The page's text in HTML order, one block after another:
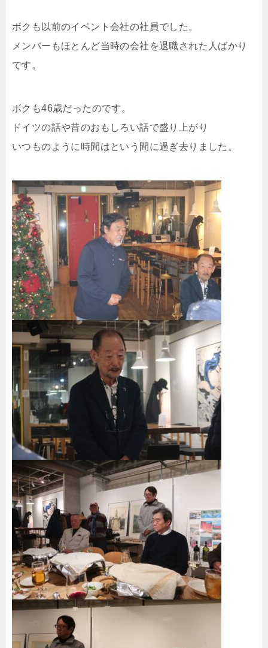
ボクも以前のイベント会社の社員でした。
メンバーもほとんど当時の会社を退職された人ばかり
です。
ボクも46歳だったのです。
ドイツの話や昔のおもしろい話で盛り上がり
いつものように時間はという間に過ぎ去りました。